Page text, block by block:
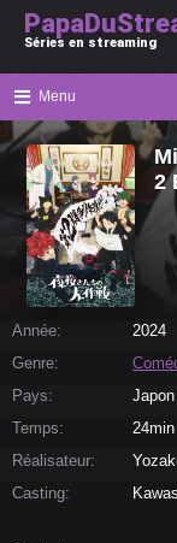
Séries en streaming
Menu
2
Année:
2024
Genre:
Pays:
Japon
Temps:
24min
Réalisateur:
Casting: